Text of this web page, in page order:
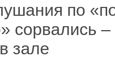
по
сорвались
зале